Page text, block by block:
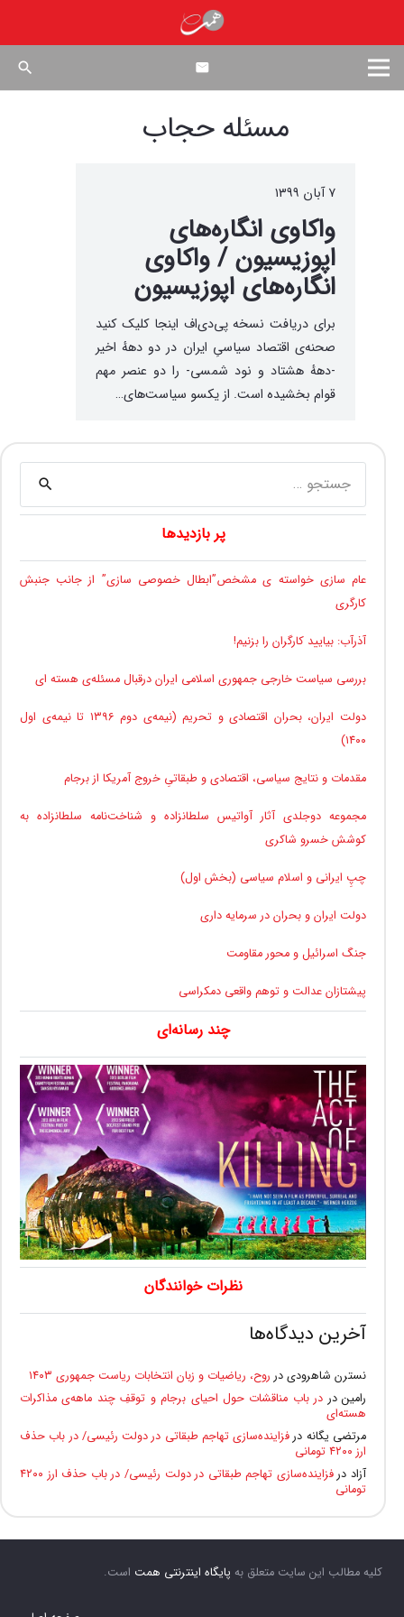
search
مسئله حجاب
۷ آبان ۱۳۹۹
واکاوی انگاره‌های
اپوزیسیون / واکاوی
انگاره‌های اپوزیسیون
برای دریافت نسخه پی‌دی‌اف اینجا کلیک کنید
صحنه‌ی اقتصاد سیاسیِ ایران در دو دههٔ اخیر
-دههٔ هشتاد و نود شمسی- را دو عنصر مهم
قوام بخشیده‌ است. از یکسو سیاست‌های…
برای:
پر بازدیدها
عام سازی خواسته ی مشخص”ابطال خصوصی سازی” از جانب جنبش
کارگری
آذرآب: بیایید کارگران را بزنیم!
بررسی سیاست خارجی جمهوری اسلامی ایران درقبال مسئله‌ی هسته ای
دولت ایران، بحران اقتصادی و تحریم (نیمه‌ی دوم ۱۳۹۶ تا نیمه‌ی اول
۱۴۰۰)
مقدمات و نتایج سیاسی، اقتصادی و طبقاتیِ خروج آمریکا از برجام
مجموعه دوجلدی آثار آواتیس سلطانزاده و شناخت‌نامه سلطانزاده به
کوشش خسرو شاکری
چپِ ایرانی و اسلام سیاسی (بخش اول)
دولت ایران و بحران در سرمایه داری
جنگ اسرائیل و محور مقاومت
پیشتازان عدالت و توهم واقعی دمکراسی
چند رسانه‌ای
نظرات خوانندگان
آخرین دیدگاه‌ها
نسترن شاهرودی در روح، ریاضیات و زبان انتخابات ریاست جمهوری ۱۴۰۳
رامیندر در باب مناقشات حول احیای برجام و توقفِ چند ماهه‌ی مذاکرات
هسته‌ای
مرتضی یگانه درفزاینده‌سازی تهاجم طبقاتی در دولت رئیسی/ در باب حذف
ارز ۴۲۰۰ تومانی
آزاددر
فزاینده‌سازی تهاجم طبقاتی در دولت رئیسی/ در باب حذف ارز ۴۲۰۰
تومانی
کلیه مطالب این سایت متعلق به پایگاه اینترنتی همت است.